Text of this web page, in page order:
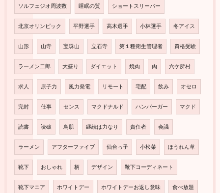
ソルフェジオ周波数 睡眠の質 ショートスリーパー
北京オリンピック 平野選手 高木選手 小林選手 冬アイス
山形 山寺 宝珠山 立石寺 第１種衛生管理者 資格受験
ラーメン二郎 大盛り ダイエット 焼肉 肉 六ケ所村
求人 原子力 風力発電 リモート 宅配 飲み オセロ
完封 仕事 センス マクドナルド ハンバーガー マクド
読書 読破 鳥肌 継続は力なり 責任者 会議
ラーメン アフターファイブ 仙台っ子 小松菜 ほうれん草
靴下 おしゃれ 柄 デザイン 靴下コーディネート
靴下マニア ホワイトデー ホワイトデーお返し意味 食べ放題